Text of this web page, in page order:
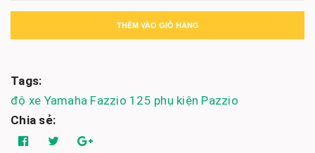
THÊM VÀO GIỎ HÀNG
Tags:
độ xe Yamaha Fazzio 125 phụ kiện Pazzio
Chia sẻ: